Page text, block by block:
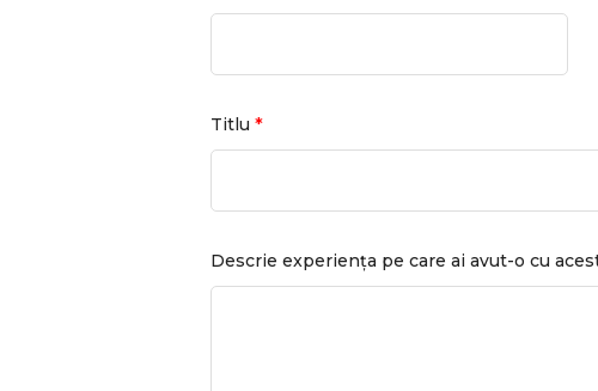
Titlu *
Descrie experiența pe care ai avut-o cu